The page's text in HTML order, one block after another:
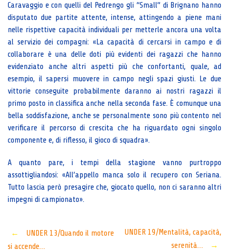
Caravaggio e con quelli del Pedrengo gli “Small” di Brignano hanno
disputato due partite attente, intense, attingendo a piene mani
nelle rispettive capacità individuali per metterle ancora una volta
al servizio dei compagni: «La capacità di cercarsi in campo e di
collaborare è una delle doti più evidenti dei ragazzi che hanno
evidenziato anche altri aspetti più che confortanti, quale, ad
esempio, il sapersi muovere in campo negli spazi giusti. Le due
vittorie conseguite probabilmente daranno ai nostri ragazzi il
primo posto in classifica anche nella seconda fase. È comunque una
bella soddisfazione, anche se personalmente sono più contento nel
verificare il percorso di crescita che ha riguardato ogni singolo
componente e, di riflesso, il gioco di squadra».
A quanto pare, i tempi della stagione vanno purtroppo
assottigliandosi: «All’appello manca solo il recupero con Seriana.
Tutto lascia però presagire che, giocato quello, non ci saranno altri
impegni di campionato».
Post
←
UNDER 13/Quando il motore
si accende…
UNDER 19/Mentalità, capacità,
serenità…
→